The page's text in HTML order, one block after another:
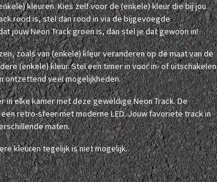
kleuren. Kies zelf voor de (enkele) kleur die bij jou
rood is, stel dan rood in via de bijgevoegde
jouw Neon Track groen is, dan stel je dat gewoon in!
zoals van (enkele) kleur veranderen op de maat van de
(enkele) kleur. Stel een timer in voor in- of uitschakelen
ontzettend veel mogelijkheden.
elke kamer met deze geweldige Neon Track. De
retro-sfeer met moderne LED. Jouw favoriete track in
maten.
kleuren tegelijk is niet mogelijk.